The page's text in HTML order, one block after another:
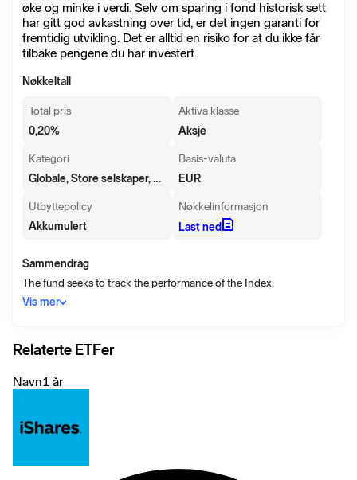
øke og minke i verdi. Selv om sparing i fond historisk sett
har gitt god avkastning over tid, er det ingen garanti for
fremtidig utvikling. Det er alltid en risiko for at du ikke får
tilbake pengene du har investert.
Nøkkeltall
Total pris
0,20%
Aktiva klasse
Aksje
Kategori
Globale, Store selskaper, Blanding
Basis-valuta
EUR
Utbyttepolicy
Akkumulert
Nøkkelinformasjon
Last ned
Sammendrag
The fund seeks to track the performance of the Index.
Vis mer
Relaterte ETFer
Navn1 år